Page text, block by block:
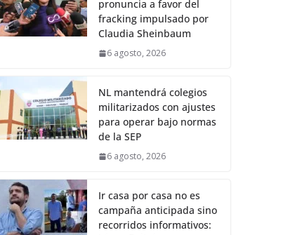
pronuncia a favor del
fracking impulsado por
Claudia Sheinbaum
6 agosto, 2026
NL mantendrá colegios
militarizados con ajustes
para operar bajo normas
de la SEP
6 agosto, 2026
Ir casa por casa no es
campaña anticipada sino
recorridos informativos: